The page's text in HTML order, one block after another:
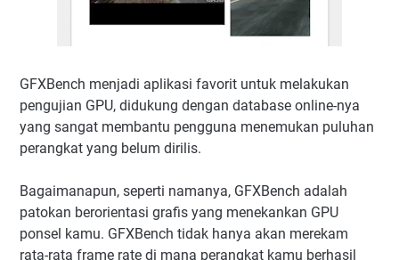
GFXBench menjadi aplikasi favorit untuk melakukan
pengujian GPU, didukung dengan database online-nya
yang sangat membantu pengguna menemukan puluhan
perangkat yang belum dirilis.
Bagaimanapun, seperti namanya, GFXBench adalah
patokan berorientasi grafis yang menekankan GPU
ponsel kamu. GFXBench tidak hanya akan merekam
rata-rata frame rate di mana perangkat kamu berhasil